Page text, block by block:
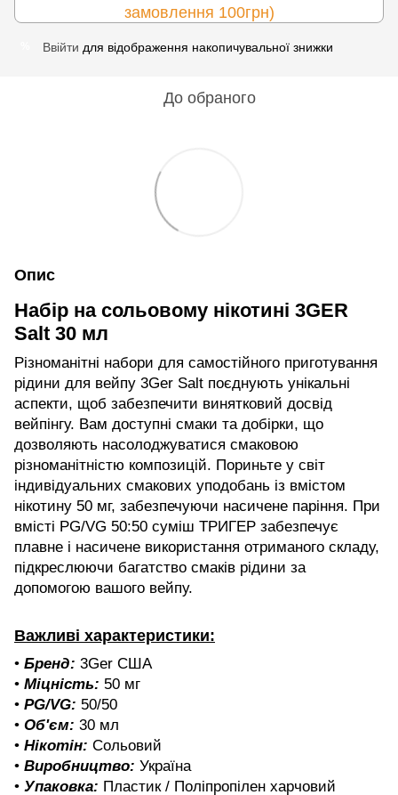
замовлення 100грн)
Ввійти для відображення накопичувальної знижки
До обраного
Опис
Набір на сольовому нікотині 3GER
Salt 30 мл
Різноманітні набори для самостійного приготування
рідини для вейпу 3Ger Salt поєднують унікальні
аспекти, щоб забезпечити винятковий досвід
вейпінгу. Вам доступні смаки та добірки, що
дозволяють насолоджуватися смаковою
різноманітністю композицій. Пориньте у світ
індивідуальних смакових уподобань із вмістом
нікотину 50 мг, забезпечуючи насичене паріння. При
вмісті PG/VG 50:50 суміш ТРИГЕР забезпечує
плавне і насичене використання отриманого складу,
підкреслюючи багатство смаків рідини за
допомогою вашого вейпу.
Важливі характеристики:
• Бренд: 3Ger США
• Міцність: 50 мг
• PG/VG: 50/50
• Об'єм: 30 мл
• Нікотін: Сольовий
• Виробництво: Україна
• Упаковка: Пластик / Поліпропілен харчовий